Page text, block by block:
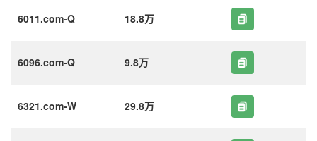
6011.com-Q 18.8万
6096.com-Q 9.8万
6321.com-W 29.8万